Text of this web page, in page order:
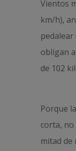
Vientos
km/h),
pedalear
obligan
de 102
Porque
corta, no
mitad de